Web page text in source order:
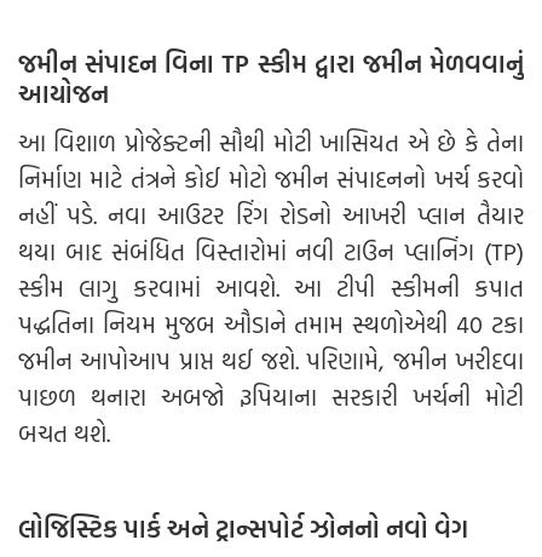
જમીન સંપાદન વિના TP સ્કીમ દ્વારા જમીન મેળવવાનું
આયોજન
આ વિશાળ પ્રોજેક્ટની સૌથી મોટી ખાસિયત એ છે કે તેના
નિર્માણ માટે તંત્રને કોઈ મોટો જમીન સંપાદનનો ખર્ચ કરવો
નહીં પડે. નવા આઉટર રિંગ રોડનો આખરી પ્લાન તૈયાર
થયા બાદ સંબંધિત વિસ્તારોમાં નવી ટાઉન પ્લાનિંગ (TP)
સ્કીમ લાગુ કરવામાં આવશે. આ ટીપી સ્કીમની કપાત
પદ્ધતિના નિયમ મુજબ ઔડાને તમામ સ્થળોએથી 40 ટકા
જમીન આપોઆપ પ્રાપ્ત થઈ જશે. પરિણામે, જમીન ખરીદવા
પાછળ થનારા અબજો રૂપિયાના સરકારી ખર્ચની મોટી
બચત થશે.
લોજિસ્ટિક પાર્ક અને ટ્રાન્સપોર્ટ ઝોનનો નવો વેગ